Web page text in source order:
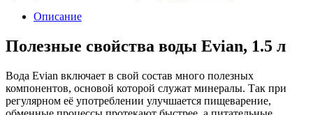
Описание
Полезные свойства воды Evian, 1.5 л
Вода Evian включает в свой состав много полезных
компонентов, основой которой служат минералы. Так при
регулярном её употреблении улучшается пищеварение,